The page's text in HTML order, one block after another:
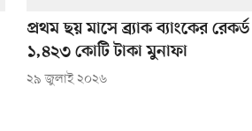
প্রথম ছয় মাসে ব্র্যাক ব্যাংকের রেকর্ড
১,৪২৩ কোটি টাকা মুনাফা
২৯ জুলাই ২০২৬